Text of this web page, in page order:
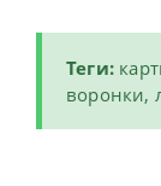
Теги:
воронки,